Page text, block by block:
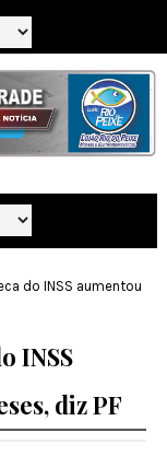
do INSS aumentou
INSS
diz PF